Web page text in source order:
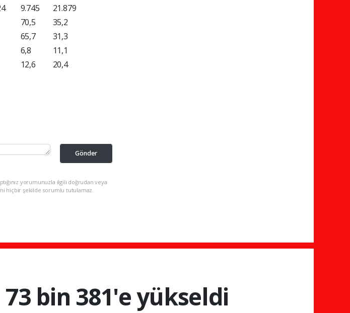
9.745
21.879
70,5
35,2
65,7
31,3
6,8
11,1
12,6 20,4
Gönder
yorumunuzla ilgili doğrudan veya
hiçbir şekilde sorumlu tutulamaz.
73 bin 381'e yükseldi